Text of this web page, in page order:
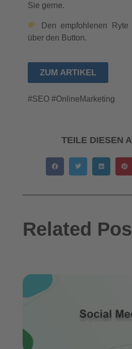
Sie gerne.
Den empfohlenen
über den Button.
ZUM ARTIKEL
#SEO #OnlineMarketing
TEILE DIESEN
Related